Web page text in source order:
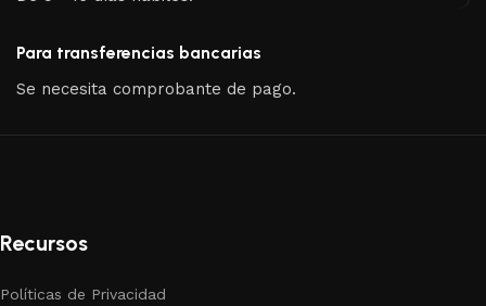
Para transferencias bancarias
Se necesita comprobante de pago.
Recursos
Políticas de Privacidad